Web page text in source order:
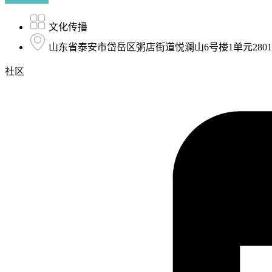
文化传播
山东省泰安市岱岳区粥店街道悦澜山6号楼1单元
社区